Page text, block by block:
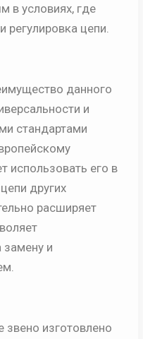
в условиях, где
регулировка цепи.
данного
и
стандартами
использовать его в
других
расширяет
замену и
звено изготовлено